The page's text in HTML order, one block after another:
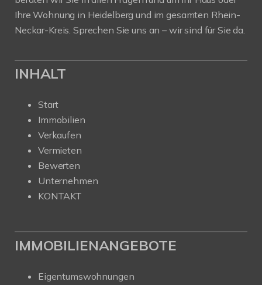
Ihre Wohnung in Heidelberg und im gesamten Rhein-
Neckar-Kreis. Sprechen Sie uns an – wir sind für Sie da.
INHALT
Start
Immobilien
Verkaufen
Vermieten
Bewerten
Unternehmen
KONTAKT
IMMOBILIENANGEBOTE
Eigentumswohnungen